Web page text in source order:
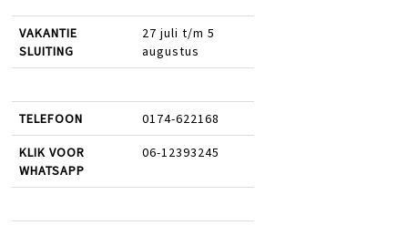
VAKANTIE
SLUITING
27 juli t/m 5
augustus
TELEFOON 0174-622168
KLIK VOOR
WHATSAPP
06-12393245